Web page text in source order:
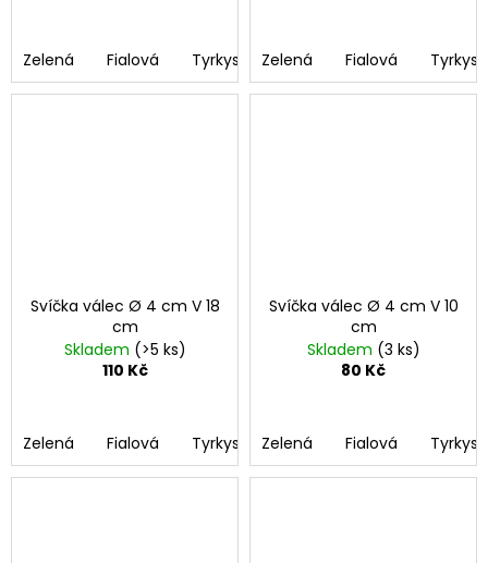
Zelená Fialová Tyrkysová Černá Bordó
Zelená Fialová
Svíčka válec Ø 4 cm V 18
cm
Skladem (>5 ks)
110 Kč
Zelená Fialová Tyrkysová Černá Bordó
Svíčka válec Ø 4 cm V 10
cm
Skladem (3 ks)
80 Kč
Zelená Fialová